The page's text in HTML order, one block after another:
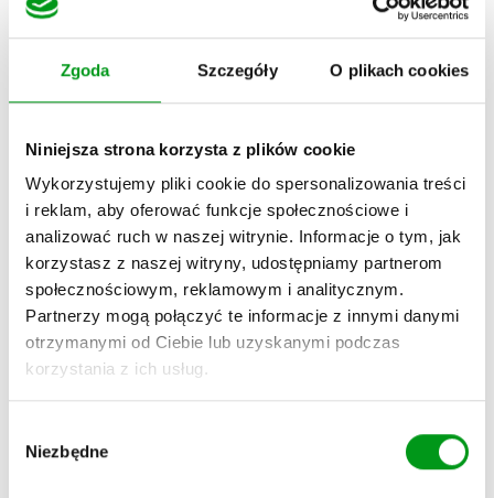
Zgoda Szczegóły O plikach cookies
Niniejsza strona korzysta z plików cookie
Wykorzystujemy pliki cookie do spersonalizowania treści
i reklam, aby oferować funkcje społecznościowe i
analizować ruch w naszej witrynie. Informacje o tym, jak
korzystasz z naszej witryny, udostępniamy partnerom
społecznościowym, reklamowym i analitycznym.
Partnerzy mogą połączyć te informacje z innymi danymi
otrzymanymi od Ciebie lub uzyskanymi podczas
korzystania z ich usług.
Niezbędne
sprawdzić czy masz nową wiadomość lub napisać
wygodne kontynuowanie wcześniej rozpoczętego wątku.
korzystać z ulubionej aplikacji, zapytaj drugą osobę, czy
ma coś przeciwko rozmowie np. przez WhatsApp lub
Skype. Rozpoczęcie rozmowy na nowej platformie może
sprawić, że wasza rozmowa nabierze tempa,
opóźnienia spowodowane nieodczytaniem wiadomości
przestaną być problemem. Przeniesienie rozmowy na
bardziej osobiste kanały kontaktu to także kolejny krok
w waszej znajomości i zachęta do wymieniania się
spostrzeżeniami w dowolnym momencie.
7. Spróbuj czatu wideo
Rozmowa przez czat wideo może być dla niektórych